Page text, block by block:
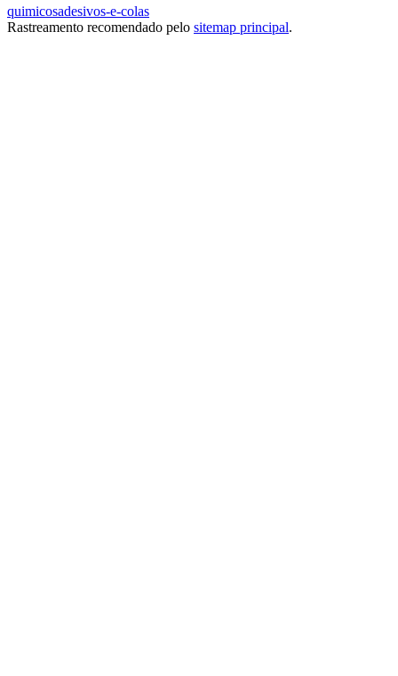
quimicosadesivos-e-colas
Rastreamento recomendado pelo sitemap principal.